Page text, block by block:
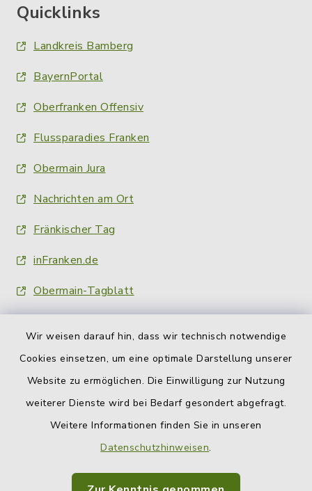
Wir weisen darauf hin, dass wir technisch notwendige
Cookies einsetzen, um eine optimale Darstellung unserer
Website zu ermöglichen. Die Einwilligung zur Nutzung
weiterer Dienste wird bei Bedarf gesondert abgefragt.
Weitere Informationen finden Sie in unseren
Datenschutzhinweisen.
Quicklinks
Landkreis Bamberg
BayernPortal
Oberfranken Offensiv
Flussparadies Franken
Obermain Jura
Nachrichten am Ort
Fränkischer Tag
inFranken.de
Obermain-Tagblatt
Barrierefreiheit